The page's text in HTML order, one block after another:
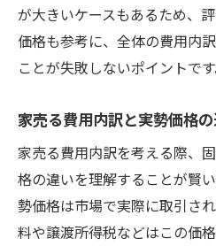
が大きいケースもあるため、
価格も参考に、全体の費用内
ことが失敗しないポイントです
家売る費用内訳と実勢価格
家売る費用内訳を考える際、
格の違いを理解することが賢
勢価格は市場で実際に取引さ
料や譲渡所得税などはこの価